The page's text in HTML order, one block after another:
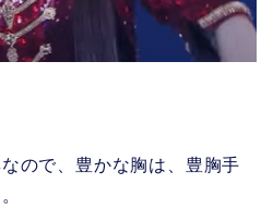
ので、豊かな胸は、豊胸手